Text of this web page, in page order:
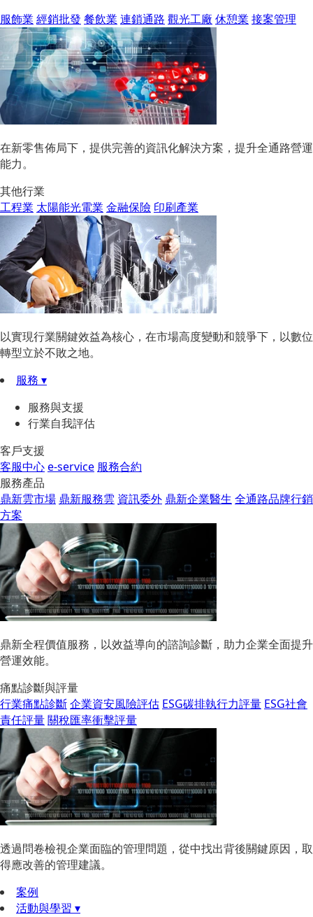
服飾業 經銷批發 餐飲業 連鎖通路 觀光工廠 休憩業 接案管理
在新零售佈局下，提供完善的資訊化解決方案，提升全通路營運
能力。
其他行業
工程業 太陽能光電業 金融保險 印刷產業
以實現行業關鍵效益為核心，在市場高度變動和競爭下，以數位
轉型立於不敗之地。
服務 ▾
服務與支援
行業自我評估
客戶支援
客服中心e-service 服務合約
服務產品
鼎新雲市場 鼎新服務雲 資訊委外 鼎新企業醫生 全通路品牌行銷
方案
鼎新全程價值服務，以效益導向的諮詢診斷，助力企業全面提升
營運效能。
痛點診斷與評量
行業痛點診斷企業資安風險評估 ESG碳排執行力評量 ESG社會
責任評量關稅匯率衝擊評量
透過問卷檢視企業面臨的管理問題，從中找出背後關鍵原因，取
得應改善的管理建議。
案例
活動與學習 ▾